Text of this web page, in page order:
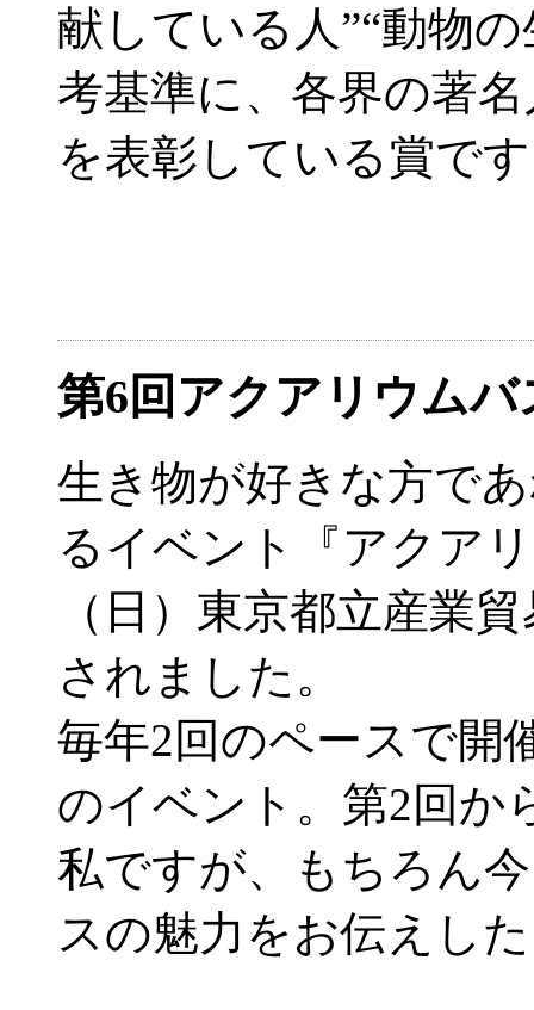
献している人”“動物
考基準に、各界の著
を表彰している賞で
第6回アクアリウム
生き物が好きな方で
るイベント『アクア
（日）東京都立産業
されました。
毎年2回のペースで開
のイベント。第2回か
私ですが、もちろん
スの魅力をお伝えし